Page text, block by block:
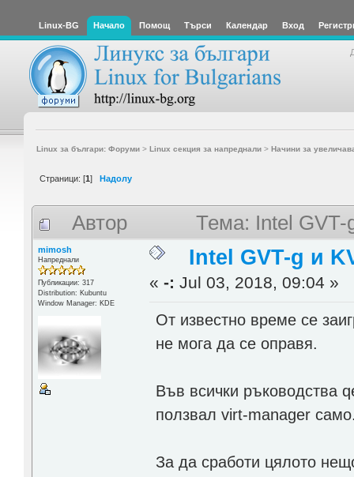
Linux-BG Начало Помощ Търси Календар Вход
Linux за българи: Форуми> Linux секция за напреднали> Начини за
Страници: [1] Надолу
Автор Тема: Intel
mimosh
Напреднали
Публикации: 317
Distribution: Kubuntu
Window Manager: KDE
Intel GVT-g и
«-: Jul 03, 2018, 09:04 »
От известно време се
не мога да се оправя.
Във всички ръководства
ползвал virt-manager
За да сработи цялото